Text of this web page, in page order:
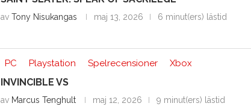
av Tony Nisukangas maj 13, 2026 6 minut(ers) lästid
PC Playstation Spelrecensioner Xbox
INVINCIBLE VS
av Marcus Tenghult maj 12, 2026 9 minut(ers) lästid